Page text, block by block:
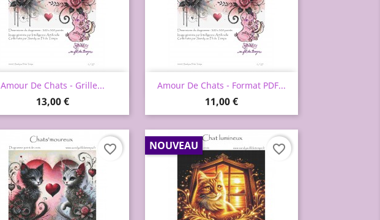
Amour De Chats - Grille...
Prix
13,00 €
Aperçu rapide Amour De Chats - Format PDF...
Prix
11,00 €
Aperçu rapide
favorite_border NOUVEAU favorite_border